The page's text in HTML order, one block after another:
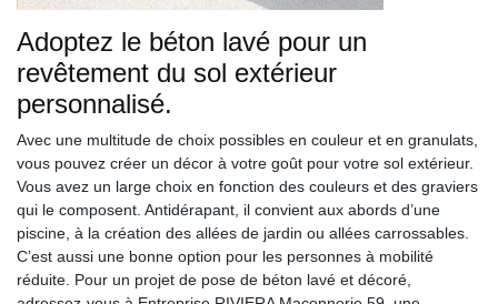
Adoptez le béton lavé pour un
revêtement du sol extérieur
personnalisé.
Avec une multitude de choix possibles en couleur et en granulats,
vous pouvez créer un décor à votre goût pour votre sol extérieur.
Vous avez un large choix en fonction des couleurs et des graviers
qui le composent. Antidérapant, il convient aux abords d’une
piscine, à la création des allées de jardin ou allées carrossables.
C’est aussi une bonne option pour les personnes à mobilité
réduite. Pour un projet de pose de béton lavé et décoré,